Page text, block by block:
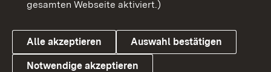
Cookies
gesamten Webseite aktiviert.)
Alle akzeptieren Auswahl bestätigen
Notwendige akzeptieren